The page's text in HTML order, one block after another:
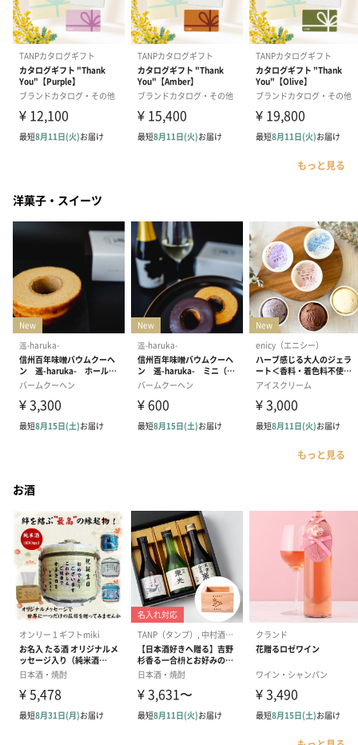
もっと見る
洋菓子・スイーツ
もっと見る
お酒